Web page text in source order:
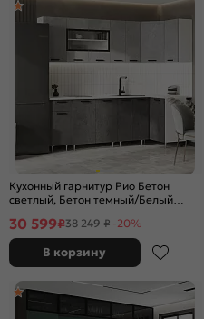
Кухонный гарнитур Рио Бетон
светлый, Бетон темный/Белый
30 599₽38 249 ₽ -20%
В корзину